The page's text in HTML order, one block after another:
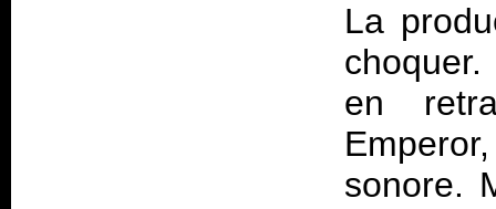
La
en
sonore.